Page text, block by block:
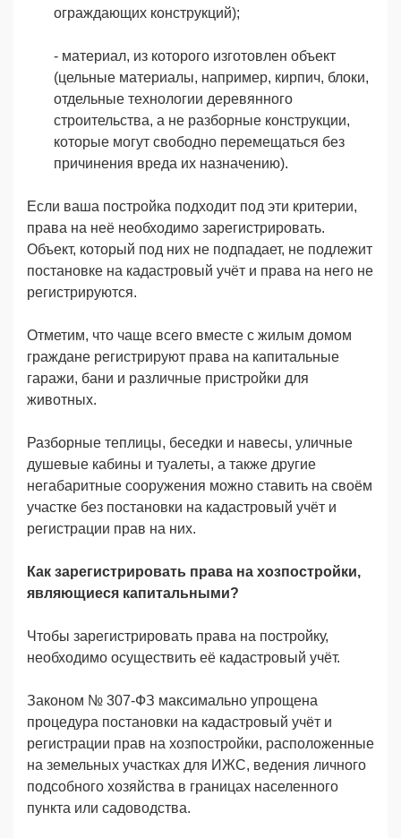
ограждающих конструкций);
- материал, из которого изготовлен объект
(цельные материалы, например, кирпич, блоки,
отдельные технологии деревянного
строительства, а не разборные конструкции,
которые могут свободно перемещаться без
причинения вреда их назначению).
Если ваша постройка подходит под эти критерии,
права на неё необходимо зарегистрировать.
Объект, который под них не подпадает, не подлежит
постановке на кадастровый учёт и права на него не
регистрируются.
Отметим, что чаще всего вместе с жилым домом
граждане регистрируют права на капитальные
гаражи, бани и различные пристройки для
животных.
Разборные теплицы, беседки и навесы, уличные
душевые кабины и туалеты, а также другие
негабаритные сооружения можно ставить на своём
участке без постановки на кадастровый учёт и
регистрации прав на них.
Как зарегистрировать права на хозпостройки,
являющиеся капитальными?
Чтобы зарегистрировать права на постройку,
необходимо осуществить её кадастровый учёт.
Законом № 307-ФЗ максимально упрощена
процедура постановки на кадастровый учёт и
регистрации прав на хозпостройки, расположенные
на земельных участках для ИЖС, ведения личного
подсобного хозяйства в границах населенного
пункта или садоводства.